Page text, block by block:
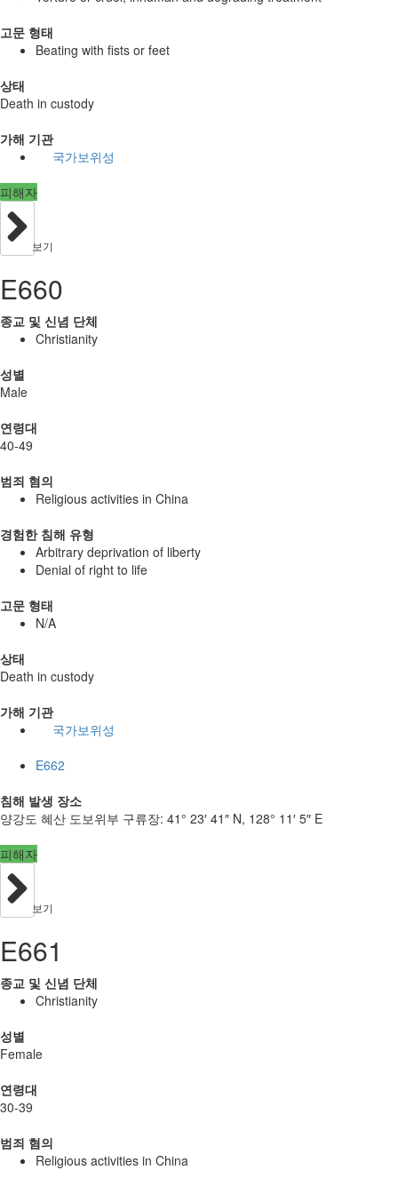
고문 형태
Beating with fists or feet
상태
Death in custody
가해 기관
국가보위성
피해자
보기
E660
종교 및 신념 단체
Christianity
성별
Male
연령대
40-49
범죄 혐의
Religious activities in China
경험한 침해 유형
Arbitrary deprivation of liberty
Denial of right to life
고문 형태
N/A
상태
Death in custody
가해 기관
국가보위성
E662
침해 발생 장소
양강도 혜산 도보위부 구류장: 41° 23′ 41″ N, 128° 11′ 5″ E
피해자
보기
E661
종교 및 신념 단체
Christianity
성별
Female
연령대
30-39
범죄 혐의
Religious activities in China